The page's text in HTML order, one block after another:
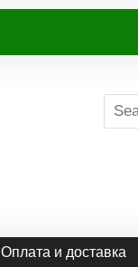
for:
Оплата и доставка